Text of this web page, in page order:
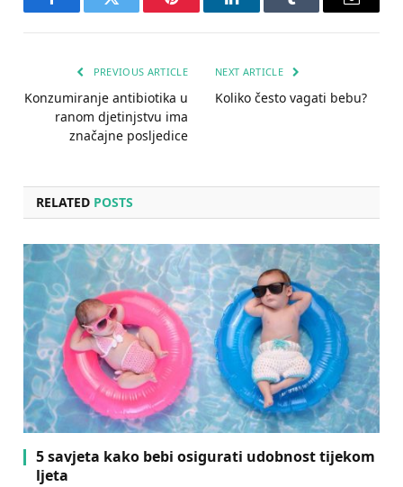
FacebookTwitter Pinterest LinkedInTumblr Email
PREVIOUS ARTICLE
Konzumiranje antibiotika u
ranom djetinjstvu ima
značajne posljedice
NEXT ARTICLE
Koliko često vagati bebu?
RELATED POSTS
5 savjeta kako bebi osigurati udobnost tijekom
ljeta